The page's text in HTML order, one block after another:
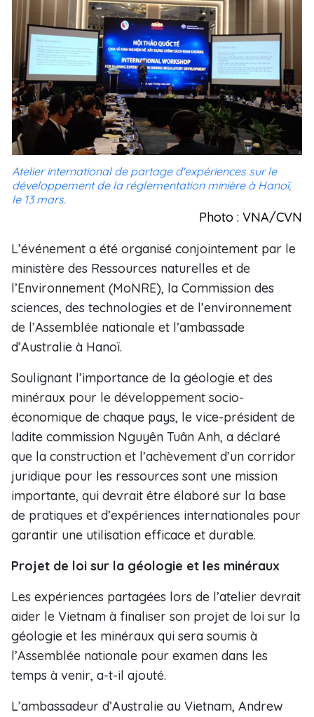
Atelier international de partage d'expériences sur le
développement de la réglementation minière à Hanoï,
le 13 mars.
Photo : VNA/CVN
L’événement a été organisé conjointement par le
ministère des Ressources naturelles et de
l’Environnement (MoNRE), la Commission des
sciences, des technologies et de l’environnement
de l’Assemblée nationale et l’ambassade
d’Australie à Hanoï.
Soulignant l’importance de la géologie et des
minéraux pour le développement socio-
économique de chaque pays, le vice-président de
ladite commission Nguyên Tuân Anh, a déclaré
que la construction et l’achèvement d’un corridor
juridique pour les ressources sont une mission
importante, qui devrait être élaboré sur la base
de pratiques et d’expériences internationales pour
garantir une utilisation efficace et durable.
Projet de loi sur la géologie et les minéraux
Les expériences partagées lors de l’atelier devrait
aider le Vietnam à finaliser son projet de loi sur la
géologie et les minéraux qui sera soumis à
l’Assemblée nationale pour examen dans les
temps à venir, a-t-il ajouté.
L’ambassadeur d’Australie au Vietnam, Andrew